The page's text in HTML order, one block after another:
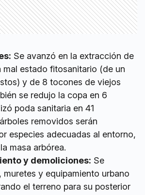
Se avanzó en la extracción de
mal estado fitosanitario (de un
y de 8 tocones de viejos
se redujo la copa en 6
poda sanitaria en 41
removidos serán
especies adecuadas al entorno,
masa arbórea.
y demoliciones: Se
muretes y equipamiento urbano
el terreno para su posterior